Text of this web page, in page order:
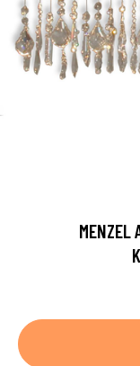
MENZEL